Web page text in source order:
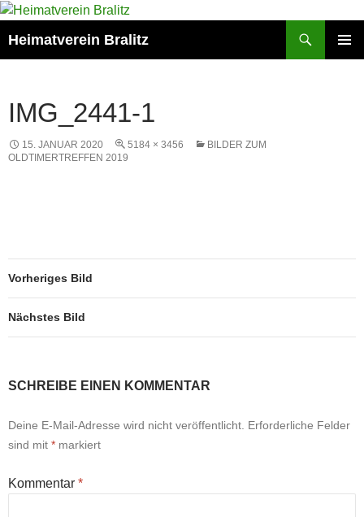
Zum
springen
Heimatverein Bralitz
IMG_2441-1
15. JANUAR 2020 5184 × 3456
BILDER ZUM
OLDTIMERTREFFEN 2019
Vorheriges Bild
Nächstes Bild
SCHREIBE EINEN KOMMENTAR
Deine E-Mail-Adresse wird nicht veröffentlicht. Erforderliche Felder
sind mit * markiert
Kommentar *